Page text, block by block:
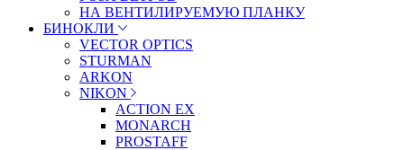
НА ВЕНТИЛИРУЕМУЮ ПЛАНКУ
БИНОКЛИ
VECTOR OPTICS
STURMAN
ARKON
NIKON
ACTION EX
MONARCH
PROSTAFF